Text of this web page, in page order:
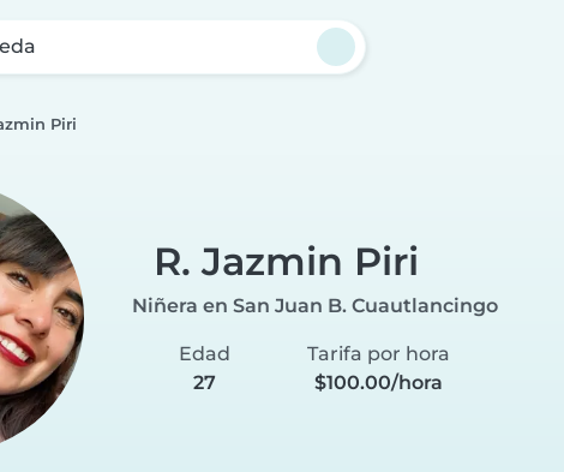
Piri
R. Jazmin Piri
Niñera en San Juan B. Cuautlancingo
Edad
27
Tarifa por hora
$100.00/hora